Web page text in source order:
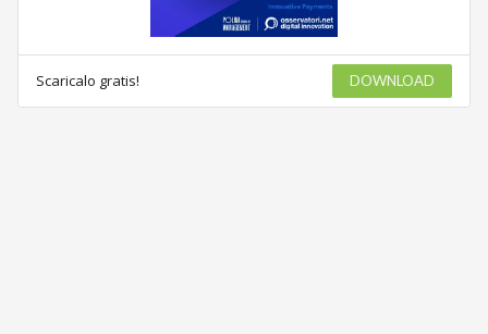
Scaricalo gratis! DOWNLOAD